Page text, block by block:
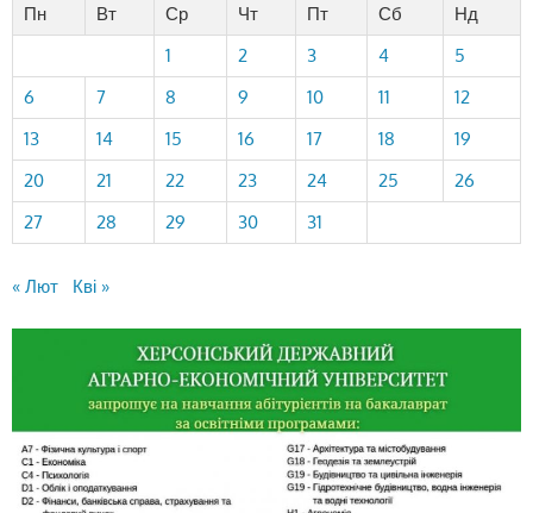
Пн
Вт Ср Чт Пт Сб
Нд
1
2 3 4
5
6
7 8 9 10 11
12
13
14 15 16 17 18
19
20
21 22 23 24 25
26
27
28 29 30 31
« Лют Кві »